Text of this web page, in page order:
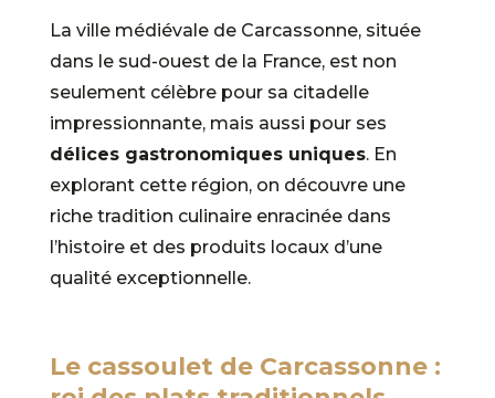
La ville médiévale de Carcassonne, située
dans le sud-ouest de la France, est non
seulement célèbre pour sa citadelle
impressionnante, mais aussi pour ses
délices gastronomiques uniques. En
explorant cette région, on découvre une
riche tradition culinaire enracinée dans
l’histoire et des produits locaux d’une
qualité exceptionnelle.
Le cassoulet de Carcassonne :